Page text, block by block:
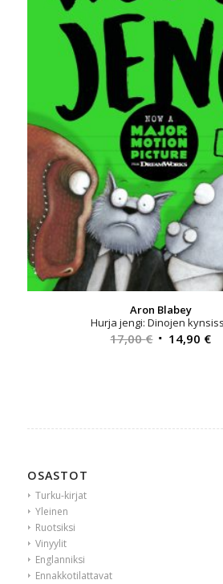
Aron Blabey
Hurja jengi: Dinojen
17,00€ Alkuperäinen
14,90 €
OSASTOT
Turku-kirjat
Yleinen
Ruotsiksi
Vinyylit
Englanniksi
Ennakkotilattavat